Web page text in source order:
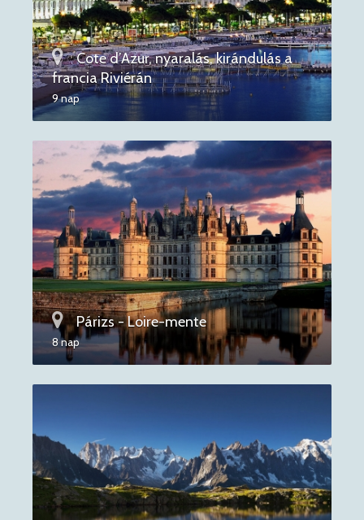
Cote d’Azur, nyaralás, kirándulás a
francia Riviérán
9 nap
Párizs - Loire-mente
8 nap